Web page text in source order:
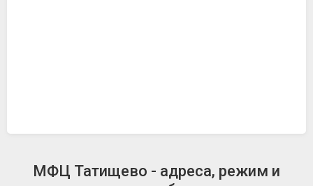
МФЦ Татищево - адреса, режим и